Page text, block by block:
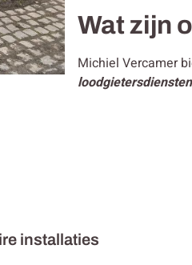
Wat zijn
Michiel Vercamer
installaties